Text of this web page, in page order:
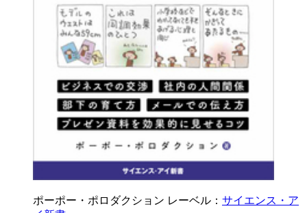
ポーポー・ポロダクション レーベル： サイエンス・ア